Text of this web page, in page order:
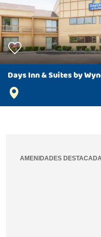
Days Inn & Suites by
AMENIDADES